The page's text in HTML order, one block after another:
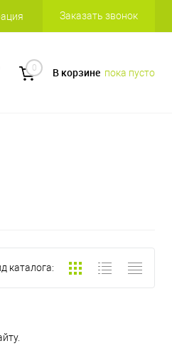
Заказать звонок
0 В корзине пока пусто
каталога: